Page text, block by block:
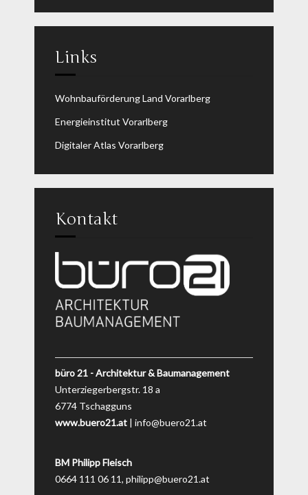
Links
Wohnbauförderung Land Vorarlberg
Energieinstitut Vorarlberg
Digitaler Atlas Vorarlberg
Kontakt
büro 21 - Architektur & Baumanagement
Unterziegerbergstr. 18 a
6774 Tschagguns
www.buero21.at | info@buero21.at
BM Philipp Fleisch
0664 111 06 11, philipp@buero21.at